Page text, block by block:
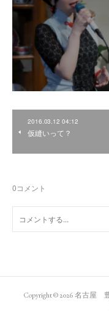
2016.03.12 04:12
仮縫いって？
0コメント
Copyright ©2026名古屋